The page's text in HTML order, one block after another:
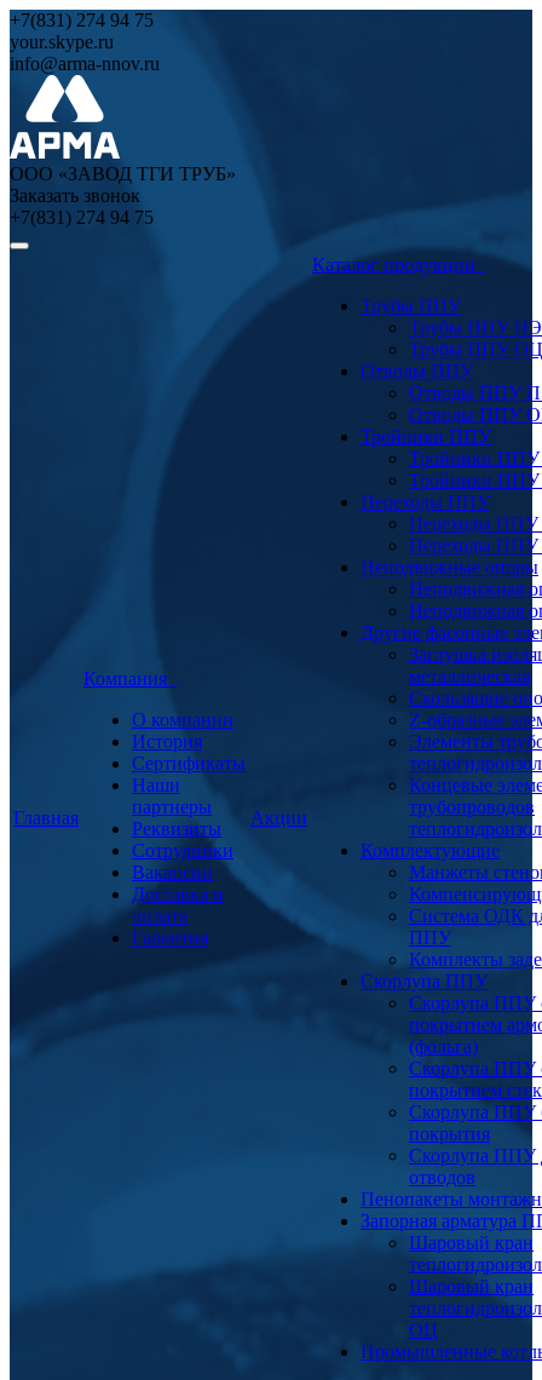
+7(831) 274 94 75
your.skype.ru
info@arma-nnov.ru
ООО «ЗАВОД ТГИ ТРУБ»
Заказать звонок
+7(831) 274 94 75
Главная
Компания
О компании
История
Сертификаты
Наши
партнеры
Реквизиты
Сотрудники
Вакансии
Доставка и
оплата
Гарантия
Акции
Каталог продукции
Трубы ППУ
Трубы ППУ ПЭ
Трубы ППУ ОЦ
Отводы ППУ
Отводы ППУ
Отводы ППУ
Тройники ППУ
Тройники
Тройники
Переходы ППУ
Переходы
Переходы
Неподвижные опоры
Неподвижная
Неподвижная
Другие фасонные
Заглушка
металлическая
Скользящие
Z-образные
Элементы
Концевые
трубопроводов
Комплектующие
Манжеты
Система ОДК
ППУ
Комплекты
Скорлупа ППУ
Скорлупа ППУ
покрытием
(фольга)
Скорлупа ППУ
покрытием
Скорлупа ППУ
покрытия
Скорлупа ППУ
отводов
Пенопакеты
Запорная арматура
Шаровый кран
Шаровый кран
ОЦ
Промышленные